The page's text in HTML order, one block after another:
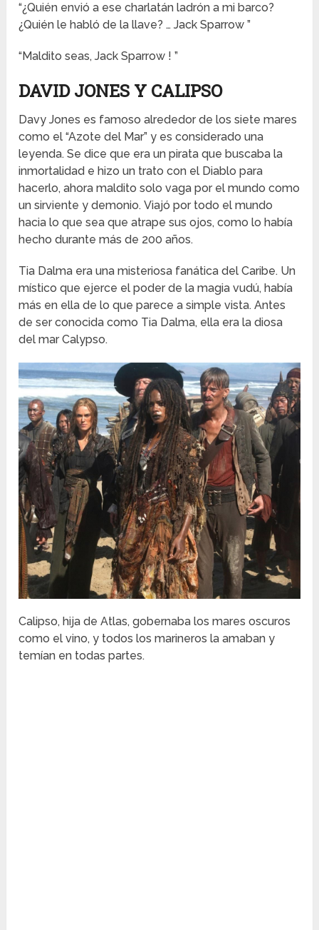
“¿Quién envió a ese charlatán ladrón a mi barco?
¿Quién le habló de la llave? … Jack Sparrow ”
“Maldito seas, Jack Sparrow ! ”
DAVID JONES Y CALIPSO
Davy Jones es famoso alrededor de los siete mares
como el “Azote del Mar” y es considerado una
leyenda. Se dice que era un pirata que buscaba la
inmortalidad e hizo un trato con el Diablo para
hacerlo, ahora maldito solo vaga por el mundo como
un sirviente y demonio. Viajó por todo el mundo
hacia lo que sea que atrape sus ojos, como lo había
hecho durante más de 200 años.
Tia Dalma era una misteriosa fanática del Caribe. Un
místico que ejerce el poder de la magia vudú, había
más en ella de lo que parece a simple vista. Antes
de ser conocida como Tia Dalma, ella era la diosa
del mar Calypso.
Calipso, hija de Atlas, gobernaba los mares oscuros
como el vino, y todos los marineros la amaban y
temían en todas partes.